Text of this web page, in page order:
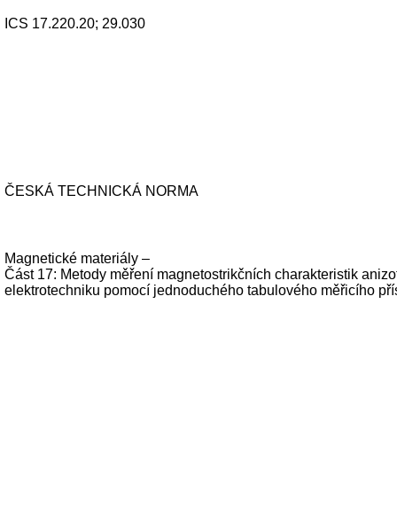
ICS 17.220.20; 29.030
ČESKÁ TECHNICKÁ NORMA
Magnetické materiály –
Část 17: Metody měření magnetostrikčních charakteristik
elektrotechniku pomocí jednoduchého tabulového měřicího